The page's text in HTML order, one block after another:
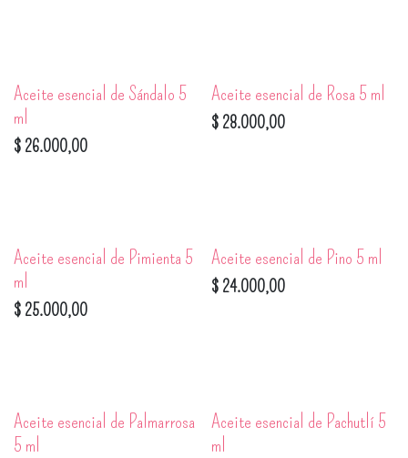
Aceite esencial de Sándalo 5
ml
$ 26.000,00
Aceite esencial de Rosa 5 ml
$ 28.000,00
Aceite esencial de Pimienta 5
ml
$ 25.000,00
Aceite esencial de Pino 5 ml
$ 24.000,00
Aceite esencial de Palmarrosa
5 ml
Aceite esencial de Pachutlí 5
ml